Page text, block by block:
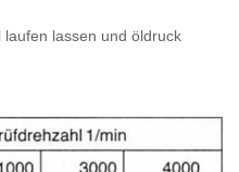
lassen und öldruck